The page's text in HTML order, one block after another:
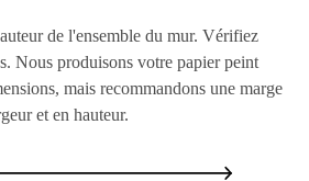
de l'ensemble du mur. Vérifiez
Nous produisons votre papier peint
mais recommandons une marge
et en hauteur.